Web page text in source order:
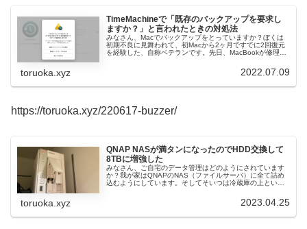
TimeMachineで「既存のバックアップを要求し
ますか？」と言われたときの対処法
みなさん、Macでバックアップをとっていますか？ぼくは
初期不良に見舞われて、初Macから2ヶ月ですでに2回復元
を経験した、自称ベテランです。先日、MacBookが修理か
toruoka.xyz 2022.07.09
https://toruoka.xyz/220617-buzzer/
QNAP NASが満タンになったのでHDD交換して
8TBに増強した
みなさん、ご自宅のデータ管理はどのようにされています
か？我が家はQNAPのNAS（ファイルサーバ）に全て詰め
込むようにしています。そしてそいつは冷蔵庫の上とい
toruoka.xyz 2023.04.25